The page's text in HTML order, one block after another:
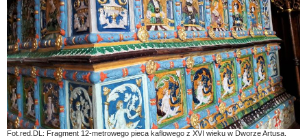
Fot.red.DL: Fragment 12-metrowego pieca kaflowego z XVI wieku w Dworze Artusa.